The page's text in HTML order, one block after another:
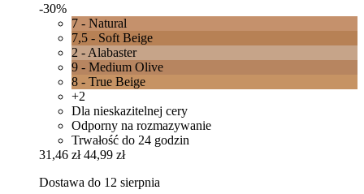
-30%
7 - Natural
7,5 - Soft Beige
2 - Alabaster
9 - Medium Olive
8 - True Beige
+2
Dla nieskazitelnej cery
Odporny na rozmazywanie
Trwałość do 24 godzin
31,46 zł 44,99 zł
Dostawa do 12 sierpnia